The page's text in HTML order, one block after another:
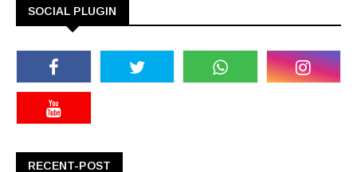
SOCIAL PLUGIN
RECENT-POST